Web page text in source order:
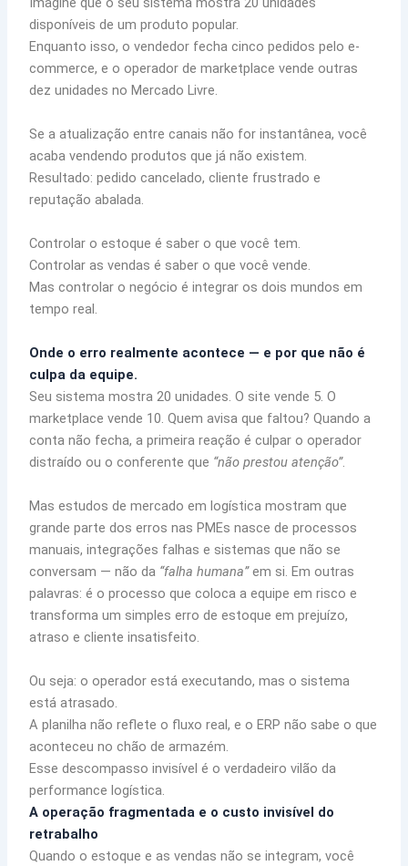
disponíveis de um produto popular.
Enquanto isso, o vendedor fecha cinco pedidos pelo e-
commerce, e o operador de marketplace vende outras
dez unidades no Mercado Livre.
Se a atualização entre canais não for instantânea, você
acaba vendendo produtos que já não existem.
Resultado: pedido cancelado, cliente frustrado e
reputação abalada.
Controlar o estoque é saber o que você tem.
Controlar as vendas é saber o que você vende.
Mas controlar o negócio é integrar os dois mundos em
tempo real.
Onde o erro realmente acontece — e por que não é
culpa da equipe.
Seu sistema mostra 20 unidades. O site vende 5. O
marketplace vende 10. Quem avisa que faltou? Quando a
conta não fecha, a primeira reação é culpar o operador
distraído ou o conferente que “não prestou atenção”.
Mas estudos de mercado em logística mostram que
grande parte dos erros nas PMEs nasce de processos
manuais, integrações falhas e sistemas que não se
conversam — não da “falha humana”em si. Em outras
palavras: é o processo que coloca a equipe em risco e
transforma um simples erro de estoque em prejuízo,
atraso e cliente insatisfeito.
Ou seja: o operador está executando, mas o sistema
está atrasado.
A planilha não reflete o fluxo real, e o ERP não sabe o que
aconteceu no chão de armazém.
Esse descompasso invisível é o verdadeiro vilão da
performance logística.
A operação fragmentada e o custo invisível do
retrabalho
Quando o estoque e as vendas não se integram, você